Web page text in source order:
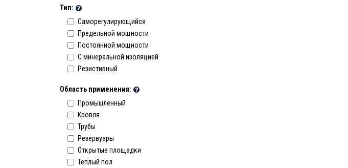
Тип:
Саморегулирующийся
Предельной мощности
Постоянной мощности
C минеральной изоляцией
Резистивный
Область применения:
Промышленный
Кровля
Трубы
Резервуары
Открытые площадки
Теплый пол